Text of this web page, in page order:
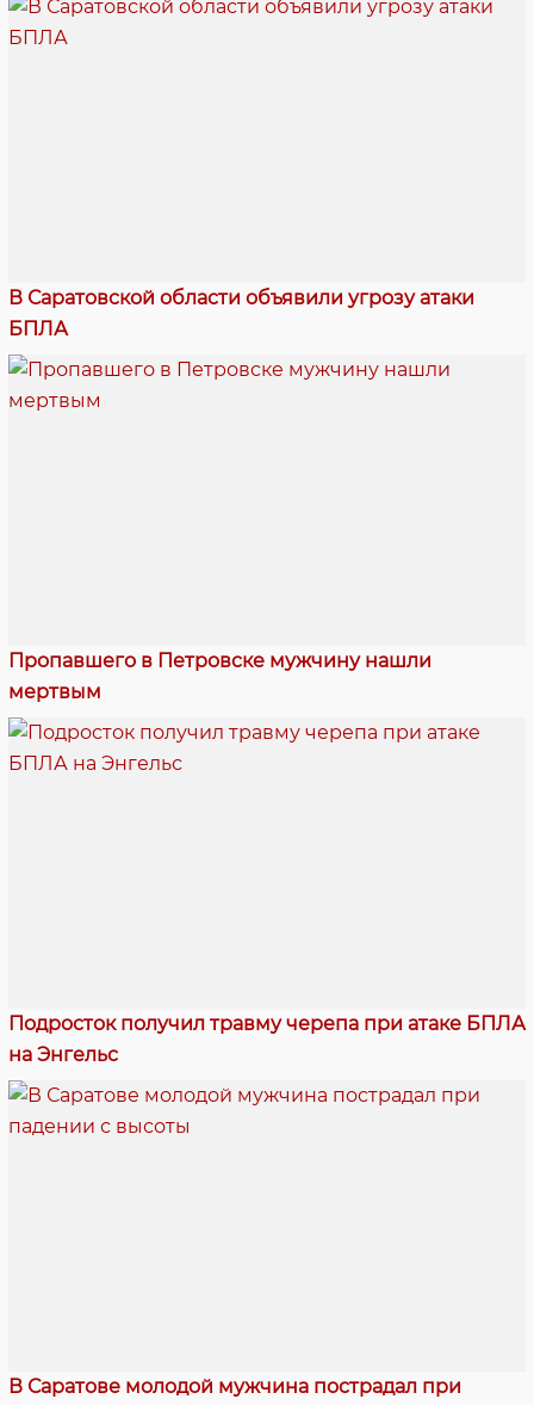
В Саратовской области объявили угрозу атаки
БПЛА
Пропавшего в Петровске мужчину нашли
мертвым
Подросток получил травму черепа при атаке БПЛА
на Энгельс
В Саратове молодой мужчина пострадал при